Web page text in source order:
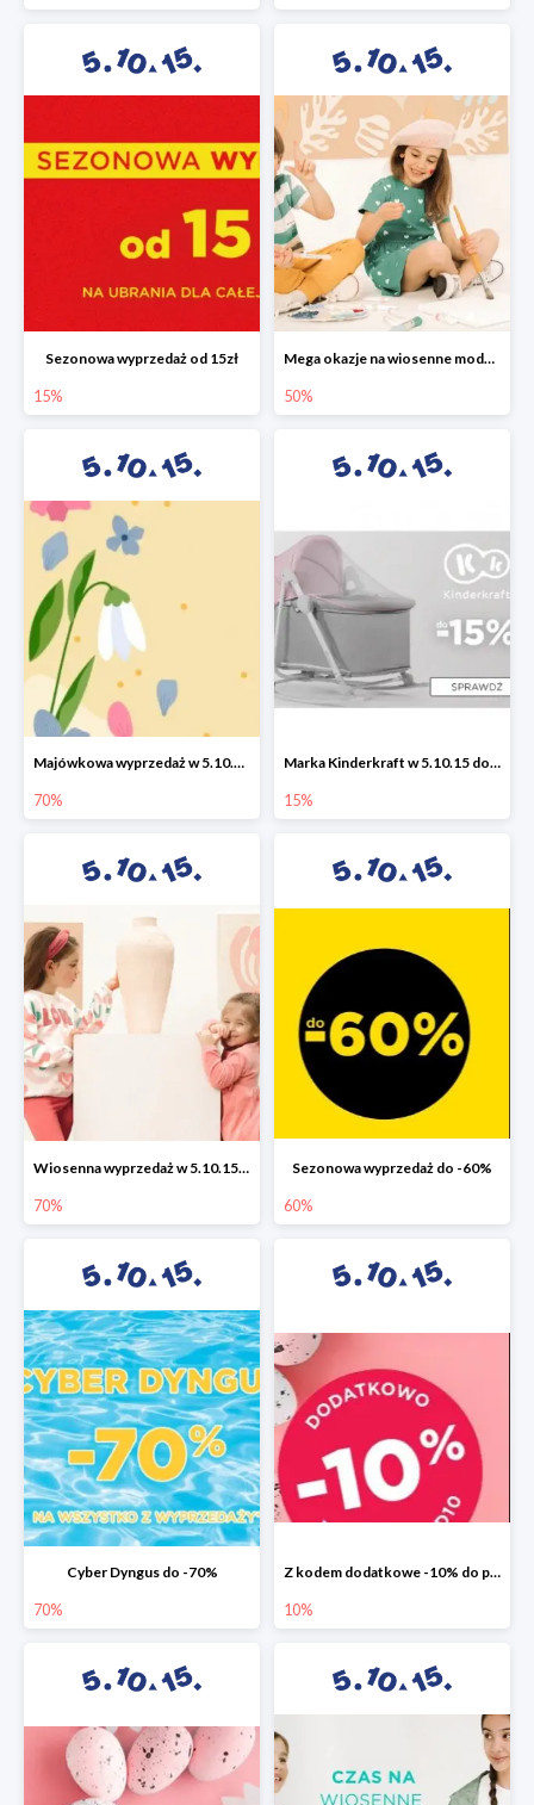
Sezonowa wyprzedaż od 15zł
15%
Mega okazje na wiosenne modele w 5.10.15 do -50%
50%
Majówkowa wyprzedaż w 5.10.15 do -70%
70%
Marka Kinderkraft w 5.10.15 do -15%
15%
Wiosenna wyprzedaż w 5.10.15 do -70%
70%
Sezonowa wyprzedaż do -60%
60%
Cyber Dyngus do -70%
70%
Z kodem dodatkowe -10% do promocji -50%!
10%